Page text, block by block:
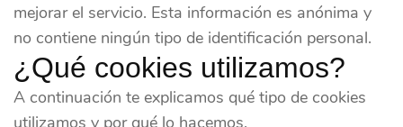
mejorar el servicio. Esta información es anónima y
no contiene ningún tipo de identificación personal.
¿Qué cookies utilizamos?
A continuación te explicamos qué tipo de cookies
utilizamos y por qué lo hacemos.